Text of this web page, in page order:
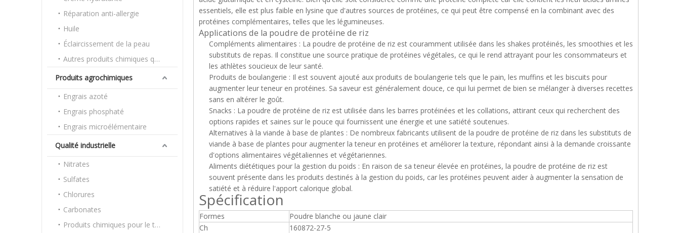
Réparation anti-allergie
Huile
Éclaircissement de la peau
Autres produits chimiques quotidiens
Produits agrochimiques
Engrais azoté
Engrais phosphaté
Engrais microélémentaire
Qualité industrielle
Nitrates
Sulfates
Chlorures
Carbonates
Produits chimiques pour le traitement de l'eau
essentiels, elle est plus faible en lysine que d'autres sources de protéines, ce qui peut être compensé en la combinant avec des
protéines complémentaires, telles que les légumineuses.
Applications de la poudre de protéine de riz
Compléments alimentaires : La poudre de protéine de riz est couramment utilisée dans les shakes protéinés, les smoothies et les
substituts de repas. Il constitue une source pratique de protéines végétales, ce qui le rend attrayant pour les consommateurs et
les athlètes soucieux de leur santé.
Produits de boulangerie : Il est souvent ajouté aux produits de boulangerie tels que le pain, les muffins et les biscuits pour
augmenter leur teneur en protéines. Sa saveur est généralement douce, ce qui lui permet de bien se mélanger à diverses recettes
sans en altérer le goût.
Snacks : La poudre de protéine de riz est utilisée dans les barres protéinées et les collations, attirant ceux qui recherchent des
options rapides et saines sur le pouce qui fournissent une énergie et une satiété soutenues.
Alternatives à la viande à base de plantes : De nombreux fabricants utilisent de la poudre de protéine de riz dans les substituts de
viande à base de plantes pour augmenter la teneur en protéines et améliorer la texture, répondant ainsi à la demande croissante
d'options alimentaires végétaliennes et végétariennes.
Aliments diététiques pour la gestion du poids : En raison de sa teneur élevée en protéines, la poudre de protéine de riz est
souvent présente dans les produits destinés à la gestion du poids, car les protéines peuvent aider à augmenter la sensation de
satiété et à réduire l'apport calorique global.
Spécification
Formes
Poudre blanche ou jaune clair
Ch
160872-27-5